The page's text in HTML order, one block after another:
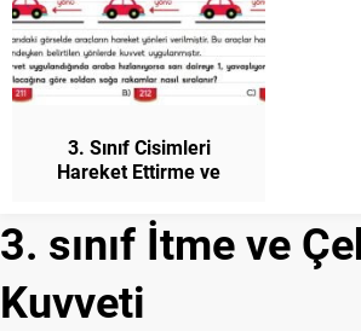
3. Sınıf Cisimleri
Hareket Ettirme ve
ve Etkinlikler Fen
Bilimleri
3. sınıf İtme ve
Kuvveti